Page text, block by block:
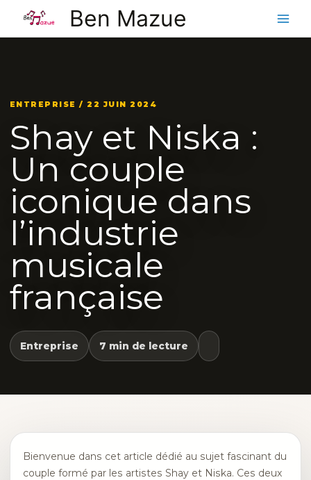
contenu
Ben Mazue
ENTREPRISE / 22 JUIN 2024
Shay et Niska :
Un couple
iconique dans
l’industrie
musicale
française
Entreprise 7 min de lecture
Bienvenue dans cet article dédié au sujet fascinant du
couple formé par les artistes Shay et Niska. Ces deux